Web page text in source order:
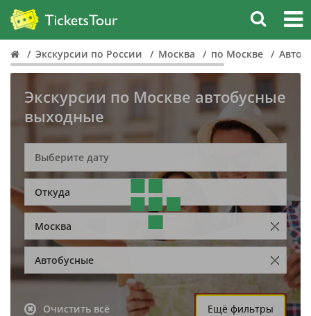
Экскурсии по России Москва по Москве
Экскурсии по Москве автобусные
выходные
Откуда
Москва
Автобусные
Очистить всё Ещё фильтры